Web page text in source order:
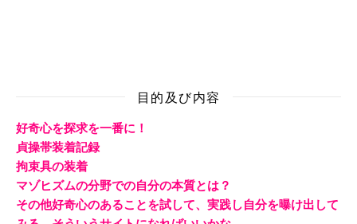
目的及び内容
好奇心を探求を一番に！
貞操帯装着記録
拘束具の装着
マゾヒズムの分野での自分の本質とは？
その他好奇心のあることを試して、実践し自分を曝け出して